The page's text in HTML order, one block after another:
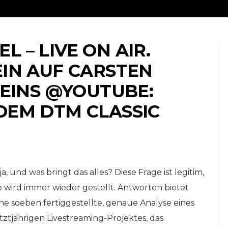
– LIVE ON AIR.
AUF CARSTEN
@YOUTUBE:
DTM CLASSIC
und was bringt das alles? Diese Frage ist legitim,
wird immer wieder gestellt. Antworten bietet
soeben fertiggestellte, genaue Analyse eines
Livestreaming-Projektes, das
die
eleven boxerstories:
Bestellen Sie jetzt die
Frühjahrsausgabe №
01 | 2024 (erscheint
am 23. April 2024)